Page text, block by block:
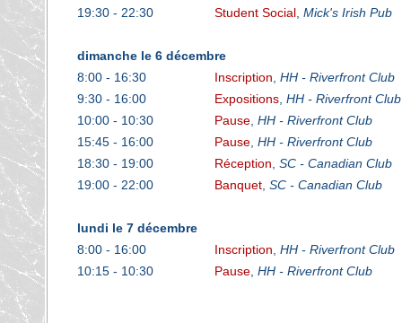
19:30 - 22:30
Student Social, Mick's Irish Pub
dimanche le 6 décembre
8:00 - 16:30
Inscription, HH - Riverfront Club
9:30 - 16:00
Expositions, HH - Riverfront Club
10:00 - 10:30
Pause, HH - Riverfront Club
15:45 - 16:00
Pause, HH - Riverfront Club
18:30 - 19:00
Réception, SC - Canadian Club
19:00 - 22:00
Banquet, SC - Canadian Club
lundi le 7 décembre
8:00 - 16:00
Inscription, HH - Riverfront Club
10:15 - 10:30
Pause, HH - Riverfront Club